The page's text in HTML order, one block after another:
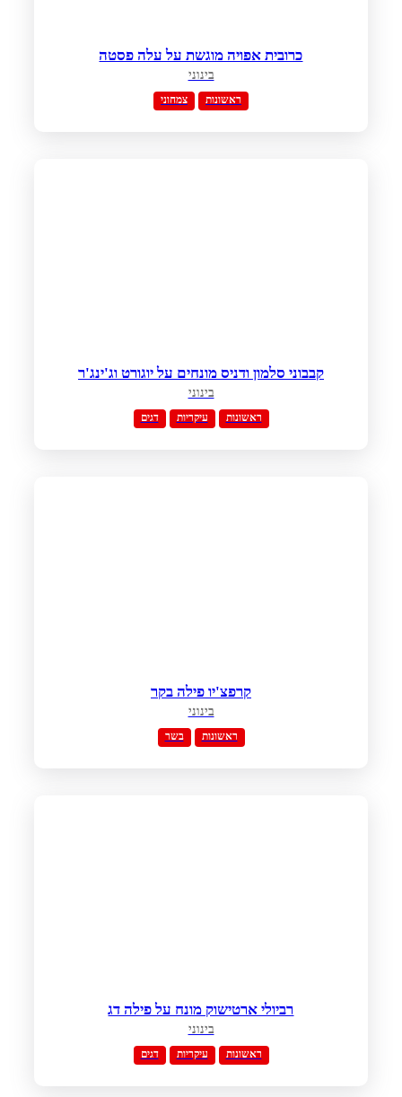
כרובית אפויה מוגשת על עלה פסטה
בינוני
צמחוני ראשונות
קבבוני סלמון ודניס מונחים על יוגורט וג'ינג'ר
בינוני
דגים עיקריות ראשונות
קרפצ'יו פילה בקר
בינוני
בשר ראשונות
רביולי ארטישוק מונח על פילה דג
בינוני
דגים עיקריות ראשונות